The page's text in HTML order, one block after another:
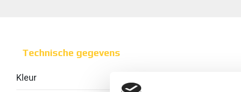
Technische gegevens
Kleur